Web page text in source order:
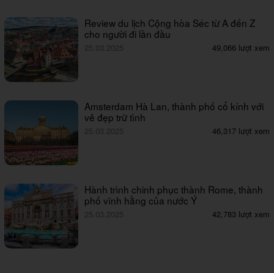
Review du lịch Cộng hòa Séc từ A đến Z
cho người đi lần đầu
25.03.2025 49,066 lượt xem
Amsterdam Hà Lan, thành phố cổ kính với
vẻ đẹp trữ tình
25.03.2025 46,317 lượt xem
Hành trình chinh phục thành Rome, thành
phố vĩnh hằng của nước Ý
25.03.2025 42,783 lượt xem